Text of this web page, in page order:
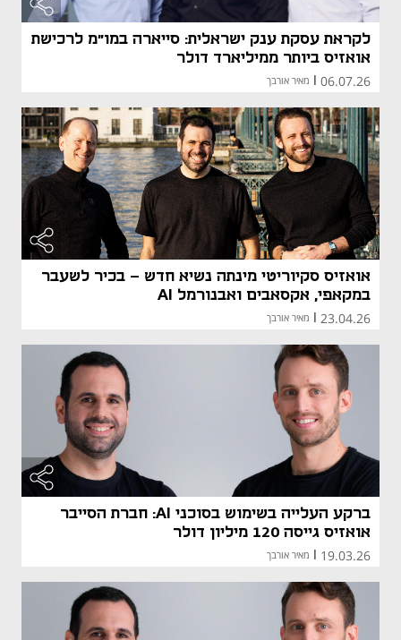
לקראת עסקת ענק ישראלית: סייארה במו"מ לרכישת
אואזיס ביותר ממיליארד דולר
06.07.26 מאיר אורבך
אואזיס סקיוריטי מינתה נשיא חדש - בכיר לשעבר
במקאפי, אקסאבים ואבנורמל AI
23.04.26 מאיר אורבך
ברקע העלייה בשימוש בסוכני AI: חברת הסייבר
אואזיס גייסה 120 מיליון דולר
19.03.26 מאיר אורבך